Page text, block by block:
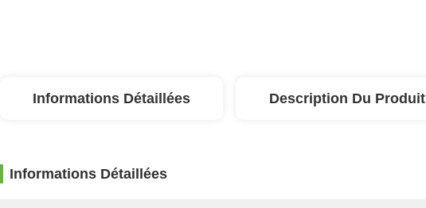
Informations Détaillées Description Du Produit
Informations Détaillées